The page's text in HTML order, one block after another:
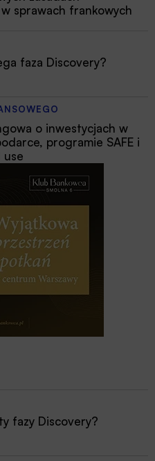
sprawach frankowych
faza Discovery?
o inwestycjach w
programie SAFE i
use
fazy Discovery?